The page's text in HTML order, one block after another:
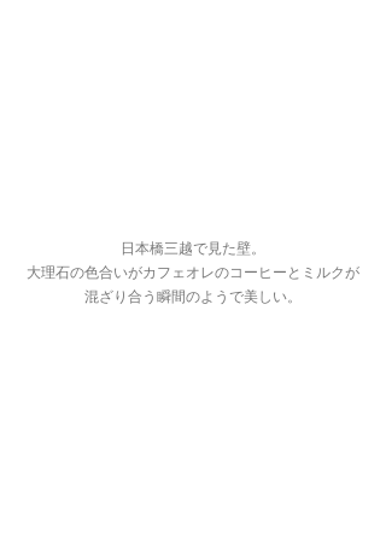
日本橋三越で見た壁。
大理石の色合いがカフェオレのコーヒーとミルクが
混ざり合う瞬間のようで美しい。